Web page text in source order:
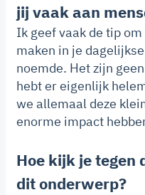
jij vaak aan
Ik geef vaak de tip
maken in je
noemde. Het zijn
hebt er eigenlijk
we allemaal deze
enorme impact
Hoe kijk je tegen
dit onderwerp?